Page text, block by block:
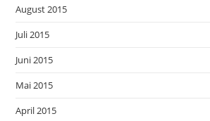
August 2015
Juli 2015
Juni 2015
Mai 2015
April 2015